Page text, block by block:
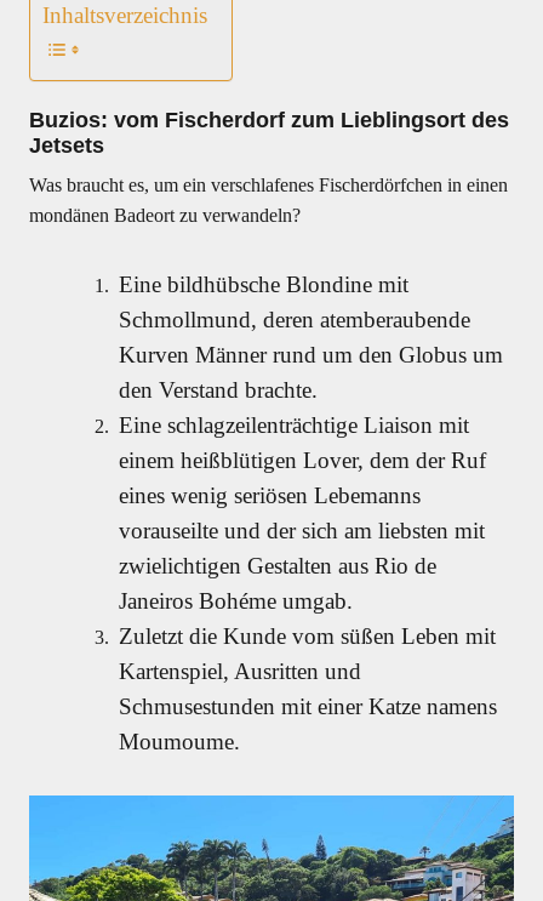
Inhaltsverzeichnis
Buzios: vom Fischerdorf zum Lieblingsort des
Jetsets
Was braucht es, um ein verschlafenes Fischerdörfchen in einen
mondänen Badeort zu verwandeln?
Eine bildhübsche Blondine mit
Schmollmund, deren atemberaubende
Kurven Männer rund um den Globus um
den Verstand brachte.
Eine schlagzeilenträchtige Liaison mit
einem heißblütigen Lover, dem der Ruf
eines wenig seriösen Lebemanns
vorauseilte und der sich am liebsten mit
zwielichtigen Gestalten aus Rio de
Janeiros Bohéme umgab.
Zuletzt die Kunde vom süßen Leben mit
Kartenspiel, Ausritten und
Schmusestunden mit einer Katze namens
Moumoume.